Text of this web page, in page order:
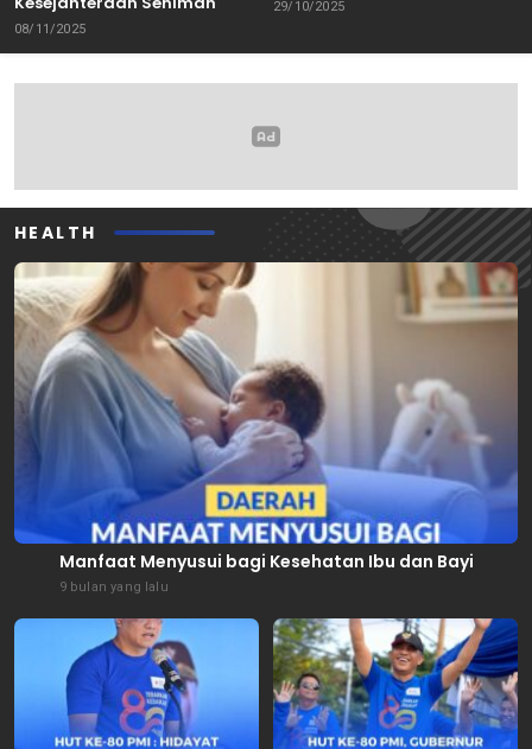
08/11/2025
29/10/2025
HEALTH
Manfaat Menyusui bagi Kesehatan Ibu dan Bayi
9 bulan yang lalu